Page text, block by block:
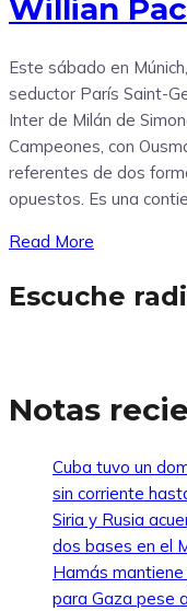
Willian
Este sábado en
seductor París Saint-
Inter de Milán de
Campeones, con
referentes de dos
opuestos. Es una
Read More
Escuche
Notas
Cuba tuvo un
sin corriente
Siria y Rusia
dos bases en el
Hamás mantiene
para Gaza pese